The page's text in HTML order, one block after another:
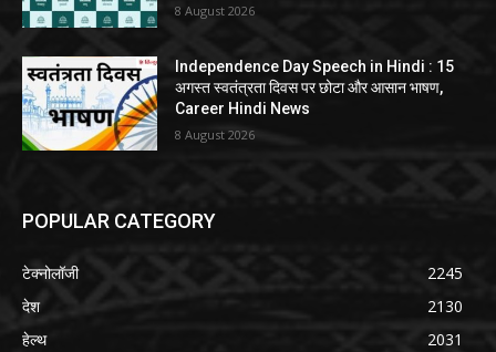
8 August 2026
Independence Day Speech in Hindi : 15
अगस्त स्वतंत्रता दिवस पर छोटा और आसान भाषण,
Career Hindi News
8 August 2026
POPULAR CATEGORY
टेक्नोलॉजी
2245
देश
2130
हेल्थ
2031